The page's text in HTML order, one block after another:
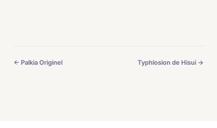
← Palkia Originel Typhlosion de Hisui →